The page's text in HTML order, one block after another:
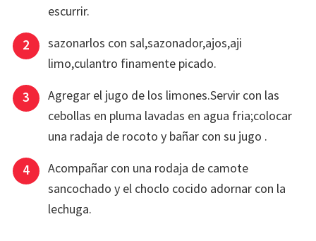
escurrir.
sazonarlos con sal,sazonador,ajos,aji
limo,culantro finamente picado.
Agregar el jugo de los limones.Servir con las
cebollas en pluma lavadas en agua fria;colocar
una radaja de rocoto y bañar con su jugo .
Acompañar con una rodaja de camote
sancochado y el choclo cocido adornar con la
lechuga.